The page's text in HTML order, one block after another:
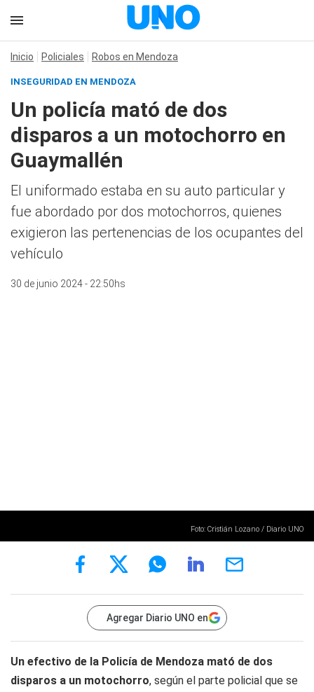
Inicio Policiales Robos en Mendoza
INSEGURIDAD EN MENDOZA
Un policía mató de dos
disparos a un motochorro en
Guaymallén
El uniformado estaba en su auto particular y
fue abordado por dos motochorros, quienes
exigieron las pertenencias de los ocupantes del
vehículo
30 de junio 2024 - 22:50hs
Foto: Cristián Lozano / Diario UNO
Agregar Diario UNO en
Un efectivo de la Policía de Mendoza mató de dos
disparos a un motochorro, según el parte policial que se